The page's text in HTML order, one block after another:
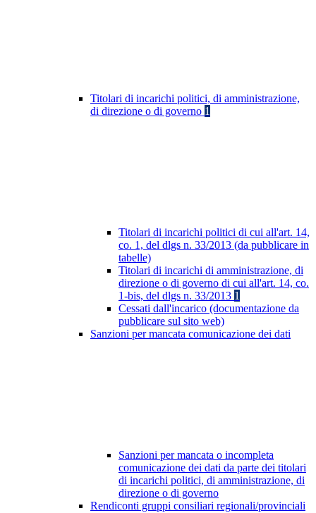
Titolari di incarichi politici, di amministrazione,
di direzione o di governo 1
Titolari di incarichi politici di cui all'art. 14,
co. 1, del dlgs n. 33/2013 (da pubblicare in
tabelle)
Titolari di incarichi di amministrazione, di
direzione o di governo di cui all'art. 14, co.
1-bis, del dlgs n. 33/2013 1
Cessati dall'incarico (documentazione da
pubblicare sul sito web)
Sanzioni per mancata comunicazione dei dati
Sanzioni per mancata o incompleta
comunicazione dei dati da parte dei titolari
di incarichi politici, di amministrazione, di
direzione o di governo
Rendiconti gruppi consiliari regionali/provinciali